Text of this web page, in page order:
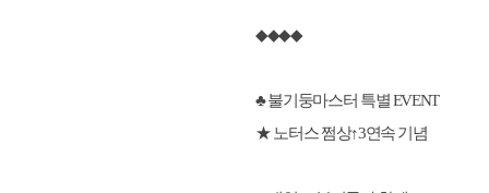
◆◆◆◆
♣ 불기둥마스터 특별 EVENT
★ 노터스 쩜상↑3연속 기념